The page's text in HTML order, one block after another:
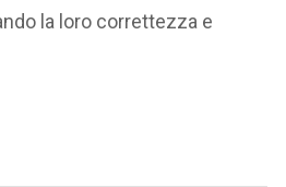
la loro correttezza e